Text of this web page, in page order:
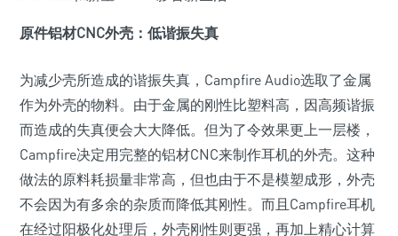
原件铝材CNC外壳：低谐振失真
为减少壳所造成的谐振失真，Campfire Audio选取了金属
作为外壳的物料。由于金属的刚性比塑料高，因高频谐振
而造成的失真便会大大降低。但为了令效果更上一层楼，
Campfire决定用完整的铝材CNC来制作耳机的外壳。这种
做法的原料耗损量非常高，但也由于不是模塑成形，外壳
不会因为有多余的杂质而降低其刚性。而且Campfire耳机
在经过阳极化处理后，外壳刚性则更强，再加上精心计算